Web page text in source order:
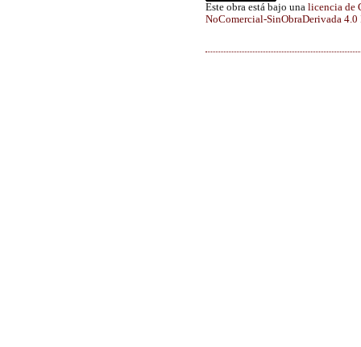
Este obra está bajo una licencia de
NoComercial-SinObraDerivada